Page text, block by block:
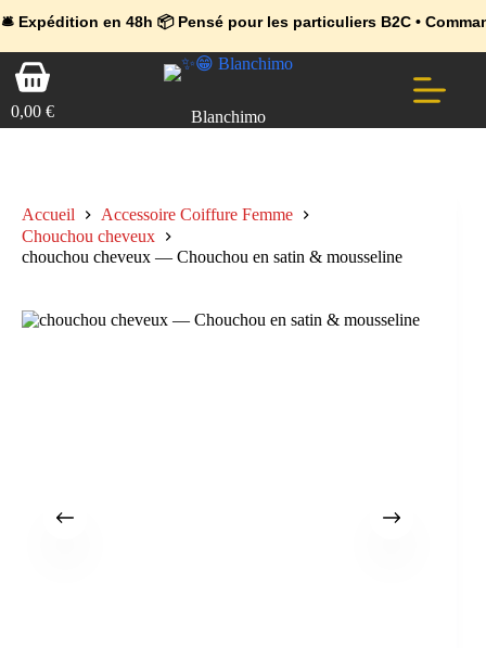
en 48h 📦 Pensé pour les particuliers B2C • Commande
🔥 Déjà adopté par les pros 👉 Passez en Espace Pro B2B 📦
💼 Offres réservées aux professionnels 🚀 Rejoignez l’Espace Pro
PasserPanier
d’achat
0,00 € Blanchimo
Accueil
Accessoire Coiffure Femme
Chouchou cheveux
chouchou cheveux — Chouchou en satin & mousseline